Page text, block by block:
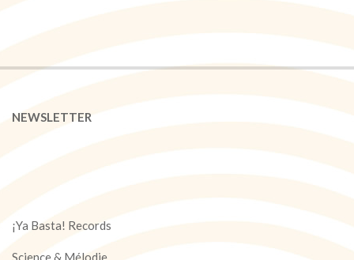
NEWSLETTER
¡Ya Basta! Records
Science & Mélodie